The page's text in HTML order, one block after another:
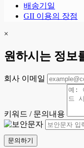
배송기일
GII 이용의 장점
×
원하시는 정보
회사 이메일
키워드 / 문의내용
문의하기